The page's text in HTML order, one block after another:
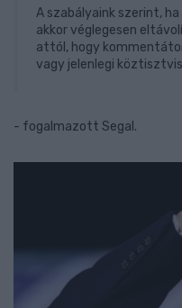
A szabályaink szerint,
akkor véglegesen
attól, hogy
vagy jelenlegi
- fogalmazott Segal.